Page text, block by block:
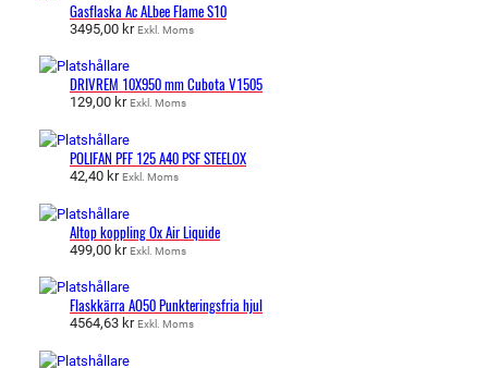
Gasflaska Ac ALbee Flame S10
3495,00 kr Exkl. Moms
DRIVREM 10X950 mm Cubota V1505
129,00 kr Exkl. Moms
POLIFAN PFF 125 A40 PSF STEELOX
42,40 kr Exkl. Moms
Altop koppling Ox Air Liquide
499,00 kr Exkl. Moms
Flaskkärra AO50 Punkteringsfria hjul
4564,63 kr Exkl. Moms